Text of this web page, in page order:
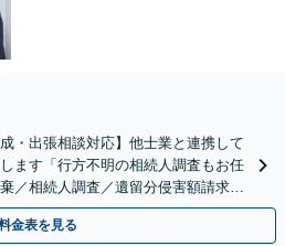
・出張相談対応】他士業と連携して
ます「行方不明の相続人調査もお任
／相続人調査／遺留分侵害額請求／
分割払い対応】
金表を見る